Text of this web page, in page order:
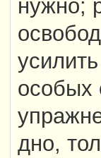
нужно;
особых
дно,